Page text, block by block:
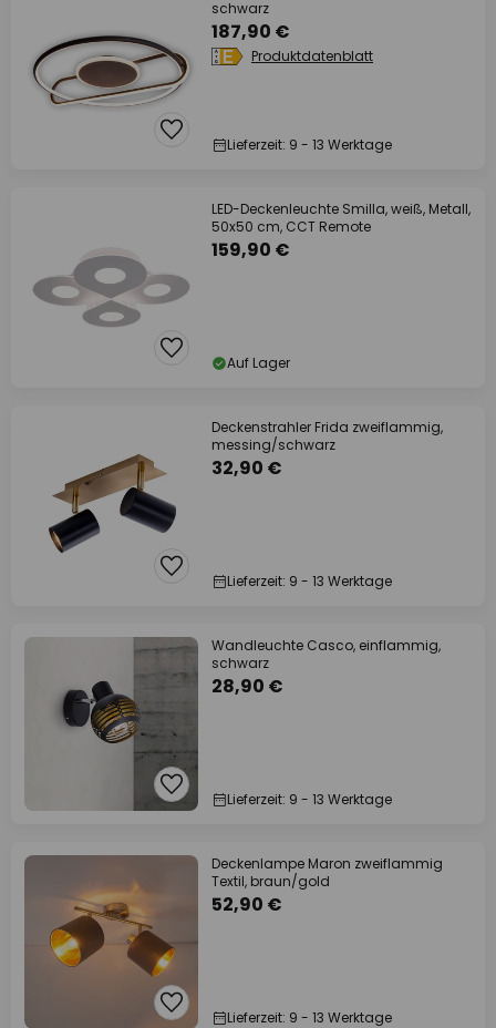
schwarz
187,90 €
Produktdatenblatt
Lieferzeit: 9 - 13 Werktage
LED-Deckenleuchte Smilla, weiß, Metall,
50x50 cm, CCT Remote
159,90 €
Auf Lager
Deckenstrahler Frida zweiflammig,
messing/schwarz
32,90 €
Lieferzeit: 9 - 13 Werktage
Wandleuchte Casco, einflammig,
schwarz
28,90 €
Lieferzeit: 9 - 13 Werktage
Deckenlampe Maron zweiflammig
Textil, braun/gold
52,90 €
Lieferzeit: 9 - 13 Werktage